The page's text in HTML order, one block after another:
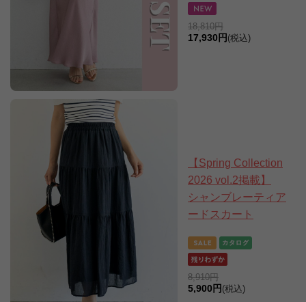
18,810円
17,930円 (税込)
【Spring Collection
2026 vol.2掲載】
シャンブレーティア
ードスカート
8,910円
5,900円 (税込)